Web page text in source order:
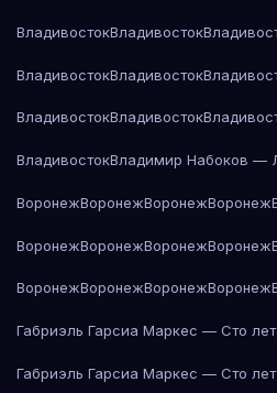
ВладивостокВладивосток
ВладивостокВладивосток
ВладивостокВладивосток
ВладивостокВладимир Набоков —
ВоронежВоронежВоронежВоронеж
ВоронежВоронежВоронежВоронеж
ВоронежВоронежВоронежВоронеж
Габриэль Гарсиа Маркес — Сто лет
Габриэль Гарсиа Маркес — Сто лет